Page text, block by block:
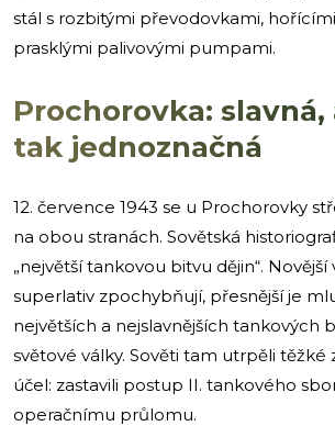
stál s rozbitými převodovkami,
prasklými palivovými pumpami.
Prochorovka: slavná,
tak jednoznačná
12. července 1943 se u Prochorovky
na obou stranách. Sovětská
„největší tankovou bitvu dějin“.
superlativ zpochybňují, přesnější je
největších a nejslavnějších tankových
světové války. Sověti tam utrpěli těžké
účel: zastavili postup II. tankového
operačnímu průlomu.